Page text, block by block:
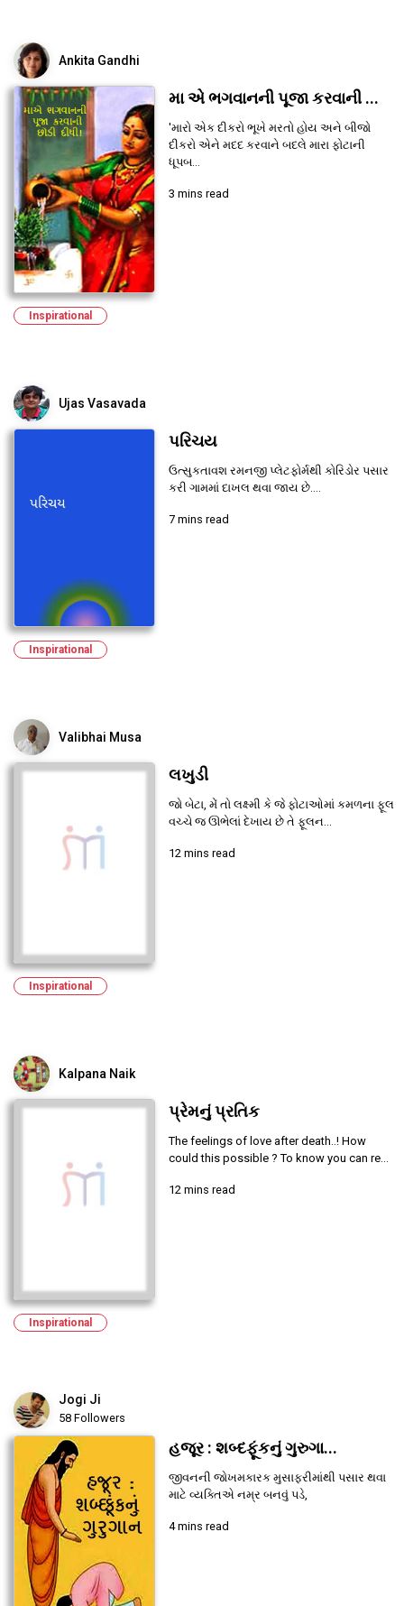
Ankita Gandhi
મા એ ભગવાનની પૂજા કરવાની ...
'મારો એક દીકરો ભૂખે મરતો હોય અને બીજો
દીકરો એને મદદ કરવાને બદલે મારા ફોટાની
ધૂપબ...
3 mins read
Inspirational
Ujas Vasavada
પરિચય
ઉત્સુકતાવશ રમનજી પ્લેટફોર્મથી કોરિડોર પસાર
કરી ગામમાં દાખલ થવા જાય છે....
7 mins read
Inspirational
Valibhai Musa
લખુડી
જો બેટા, મેં તો લક્ષ્મી કે જે ફોટાઓમાં કમળના ફૂલ
વચ્ચે જ ઊભેલાં દેખાય છે તે ફૂલન...
12 mins read
Inspirational
Kalpana Naik
પ્રેમનું પ્રતિક
The feelings of love after death..! How
could this possible ? To know you can re...
12 mins read
Inspirational
Jogi Ji
58 Followers
હજૂર : શબ્દફૂંકનું ગુરુગા...
જીવનની જોખમકારક મુસાફરીમાંથી પસાર થવા
માટે વ્યક્તિએ નમ્ર બનવું પડે,
4 mins read